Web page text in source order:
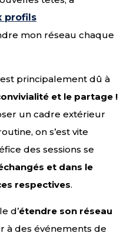
profils
mon réseau chaque
principalement dû à
et le partage !
un cadre extérieur
on s’est vite
des sessions se
et dans le
respectives.
d’étendre son réseau
à des événements de